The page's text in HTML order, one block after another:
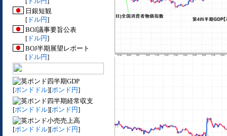
日銀短観
[ ドル円]
BOJ議事要旨公表
[ ドル円]
BOJ半期展望レポート
[ ドル円]
四半期GDP
[ポンドドル][ポンド円]
四半期経常収支
[ポンドドル][ポンド円]
小売売上高
[ポンドドル][ポンド円]